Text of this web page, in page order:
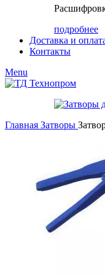
подробнее
Доставка и
Контакты
Menu
Главная Затворы